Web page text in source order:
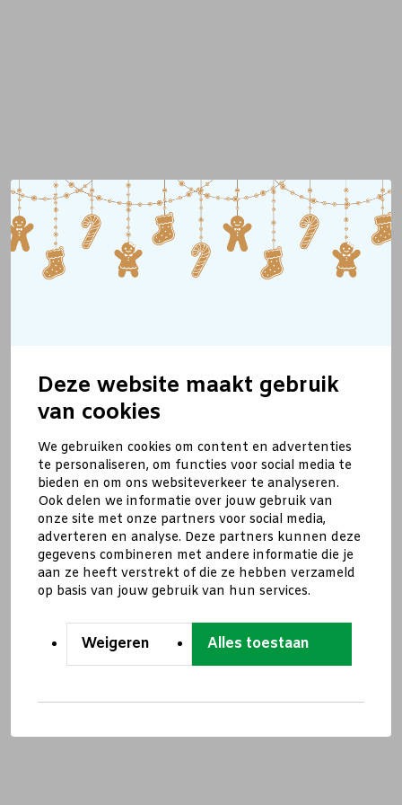
Deze website maakt gebruik
van cookies
We gebruiken cookies om content en advertenties
te personaliseren, om functies voor social media te
bieden en om ons websiteverkeer te analyseren.
Ook delen we informatie over jouw gebruik van
onze site met onze partners voor social media,
adverteren en analyse. Deze partners kunnen deze
gegevens combineren met andere informatie die je
aan ze heeft verstrekt of die ze hebben verzameld
op basis van jouw gebruik van hun services.
Weigeren Alles toestaan